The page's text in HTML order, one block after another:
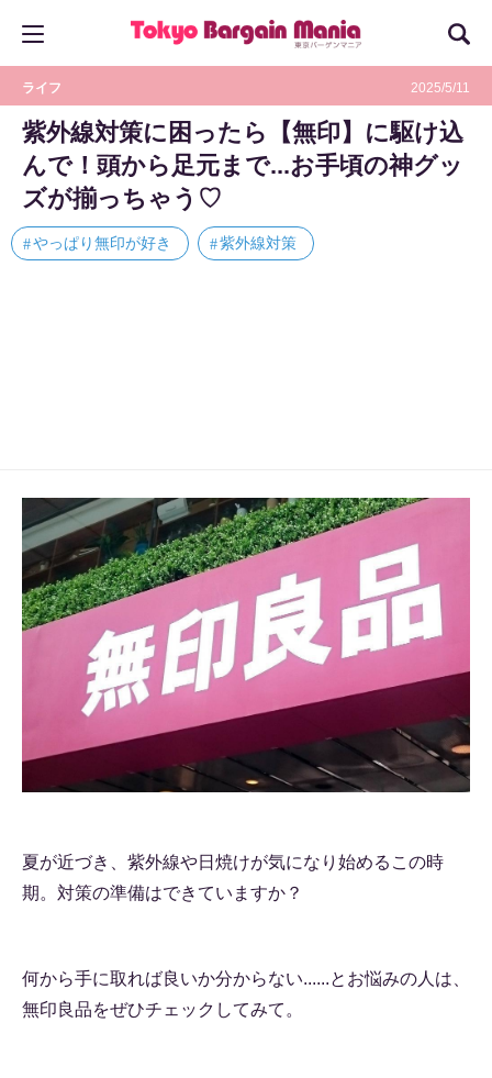
ライフ 2025/5/11
紫外線対策に困ったら【無印】に駆け込
んで！頭から足元まで...お手頃の神グッ
ズが揃っちゃう♡
やっぱり無印が好き 紫外線対策
夏が近づき、紫外線や日焼けが気になり始めるこの時
期。対策の準備はできていますか？
何から手に取れば良いか分からない......とお悩みの人は、
無印良品をぜひチェックしてみて。